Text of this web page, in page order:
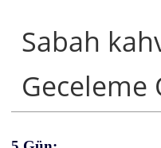
Sabah
Geceleme